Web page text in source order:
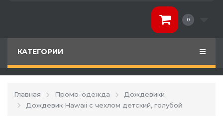
0
КАТЕГОРИИ
Главная Промо-одежда
Дождевики
Дождевик Hawaii c чехлом детский, голубой